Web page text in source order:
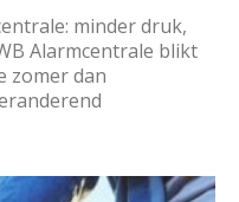
minder druk,
Alarmcentrale blikt
zomer dan